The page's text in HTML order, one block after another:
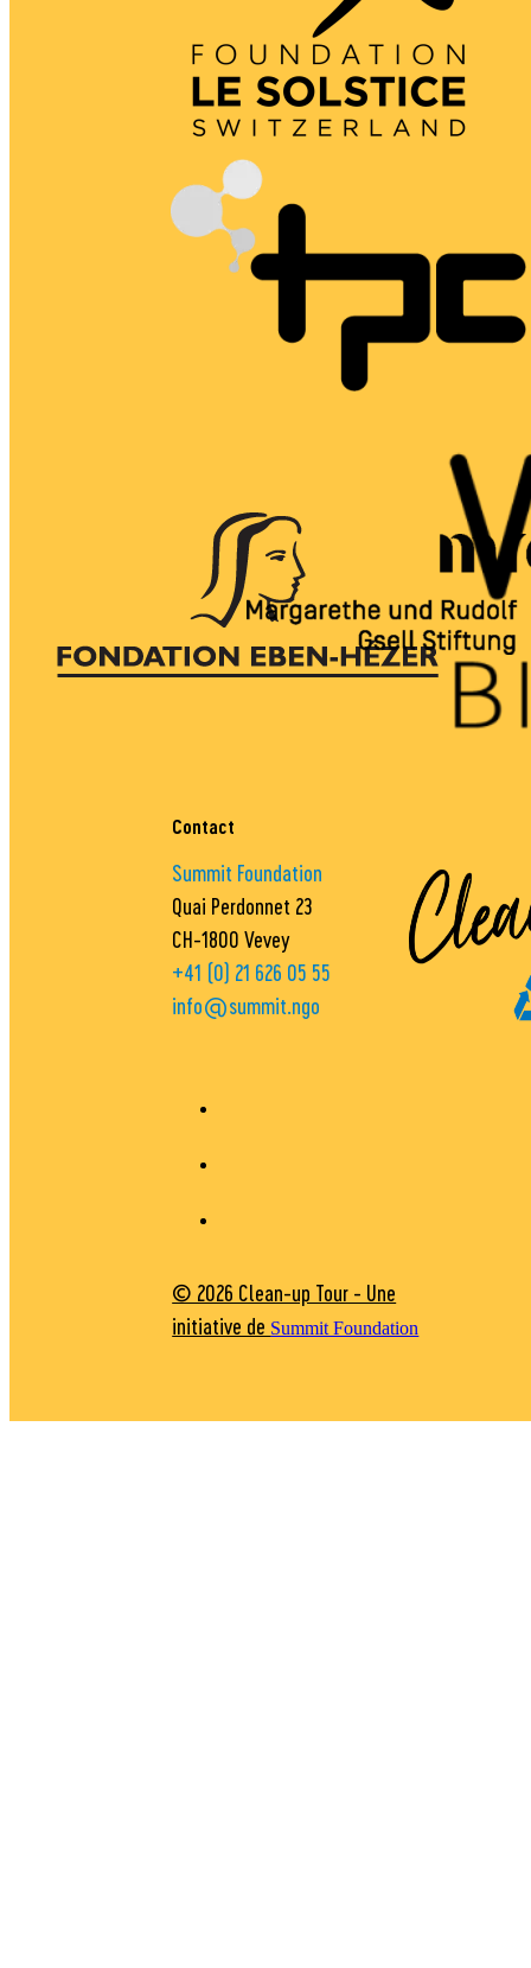
Contact
Summit Foundation
Quai Perdonnet 23
CH-1800 Vevey
+41 (0) 21 626 05 55
info@summit.ngo
© 2026 Clean-up Tour - Une
initiative de Summit Foundation